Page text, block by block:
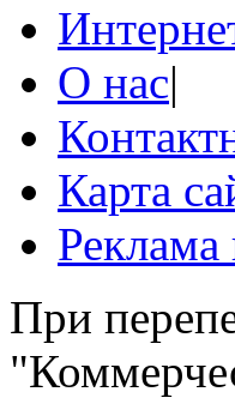
О нас|
Карта
Реклама
При